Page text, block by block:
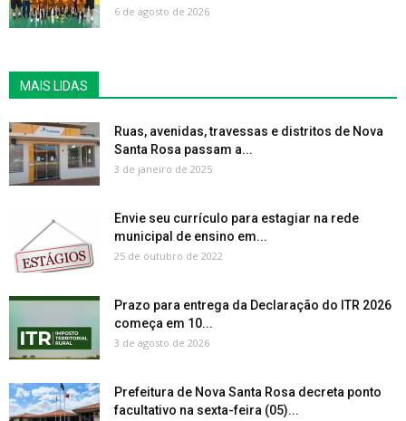
6 de agosto de 2026
MAIS LIDAS
Ruas, avenidas, travessas e distritos de Nova
Santa Rosa passam a...
3 de janeiro de 2025
Envie seu currículo para estagiar na rede
municipal de ensino em...
25 de outubro de 2022
Prazo para entrega da Declaração do ITR 2026
começa em 10...
3 de agosto de 2026
Prefeitura de Nova Santa Rosa decreta ponto
facultativo na sexta-feira (05)...